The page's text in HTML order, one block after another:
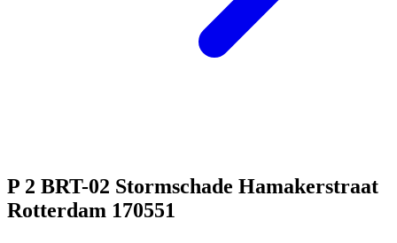
P 2 BRT-02 Stormschade Hamakerstraat
Rotterdam 170551